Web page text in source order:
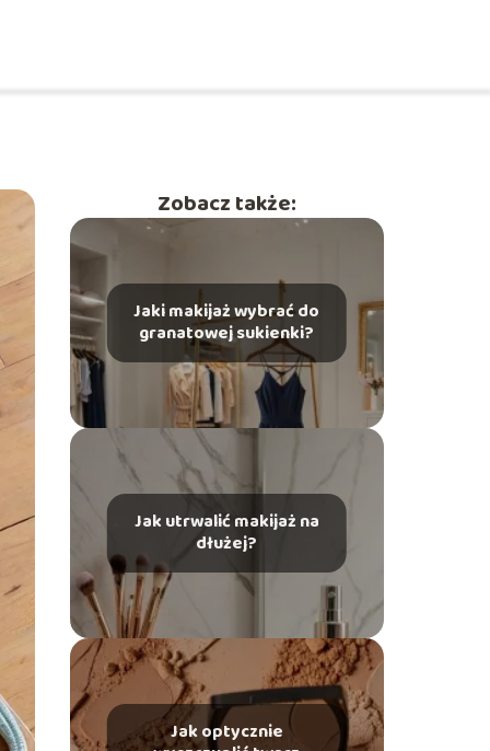
Zobacz także:
Jaki makijaż wybrać do
granatowej sukienki?
Jak utrwalić makijaż na
dłużej?
Jak optycznie